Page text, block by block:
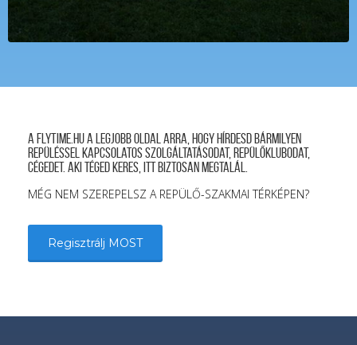
A FLYTIME.HU a legjobb oldal arra, hogy hírdesd bármilyen
repüléssel kapcsolatos szolgáltatásodat, repülőklubodat,
cégedet. Aki téged keres, itt biztosan megtalál.
MÉG NEM SZEREPELSZ A REPÜLŐ-SZAKMAI TÉRKÉPEN?
Regisztrálj MOST